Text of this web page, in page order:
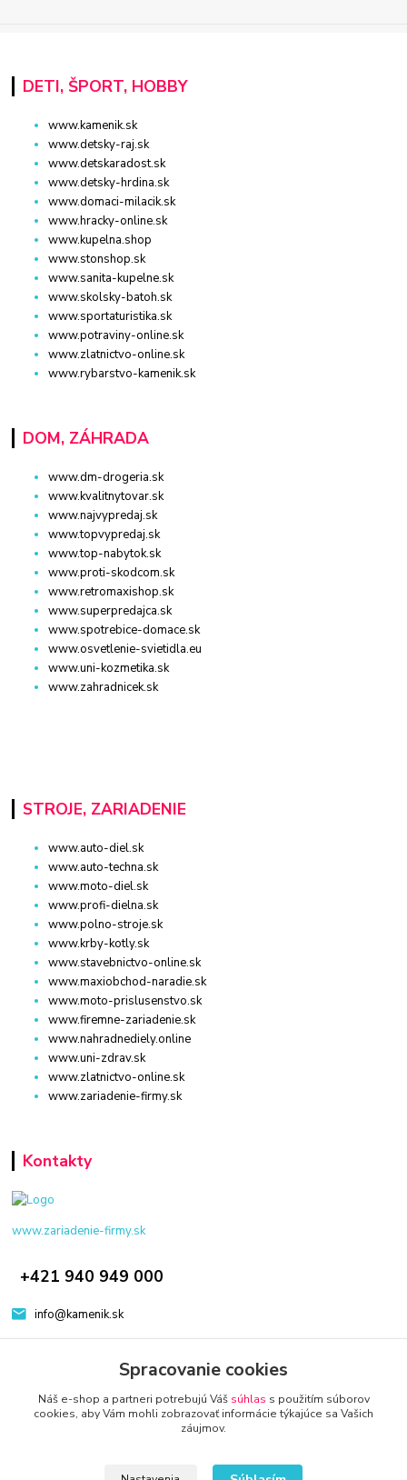
DETI, ŠPORT, HOBBY
www.kamenik.sk
www.detsky-raj.sk
www.detskaradost.sk
www.detsky-hrdina.sk
www.domaci-milacik.sk
www.hracky-online.sk
www.kupelna.shop
www.stonshop.sk
www.sanita-kupelne.sk
www.skolsky-batoh.sk
www.sportaturistika.sk
www.potraviny-online.sk
www.zlatnictvo-online.sk
www.rybarstvo-kamenik.sk
DOM, ZÁHRADA
www.dm-drogeria.sk
www.kvalitnytovar.sk
www.najvypredaj.sk
www.topvypredaj.sk
www.top-nabytok.sk
www.proti-skodcom.sk
www.retromaxishop.sk
www.superpredajca.sk
www.spotrebice-domace.sk
www.osvetlenie-svietidla.eu
www.uni-kozmetika.sk
www.zahradnicek.sk
STROJE, ZARIADENIE
www.auto-diel.sk
www.auto-techna.sk
www.moto-diel.sk
www.profi-dielna.sk
www.polno-stroje.sk
www.krby-kotly.sk
www.stavebnictvo-online.sk
www.maxiobchod-naradie.sk
www.moto-prislusenstvo.sk
www.firemne-zariadenie.sk
www.nahradnediely.online
www.uni-zdrav.sk
www.zlatnictvo-online.sk
www.zariadenie-firmy.sk
Kontakty
www.zariadenie-firmy.sk
+421 940 949 000
info@kamenik.sk
Eshop-rychlo.sk
Spracovanie cookies
Náš e-shop a partneri potrebujú Váš súhlas s použitím súborov
cookies, aby Vám mohli zobrazovať informácie týkajúce sa Vašich
záujmov.